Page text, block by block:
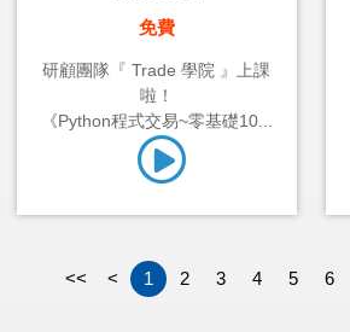
免費
研顧團隊『 Trade 學院 』上課
啦！
《Python程式交易~零基礎10...
<< < 1 2 3 4 5 6